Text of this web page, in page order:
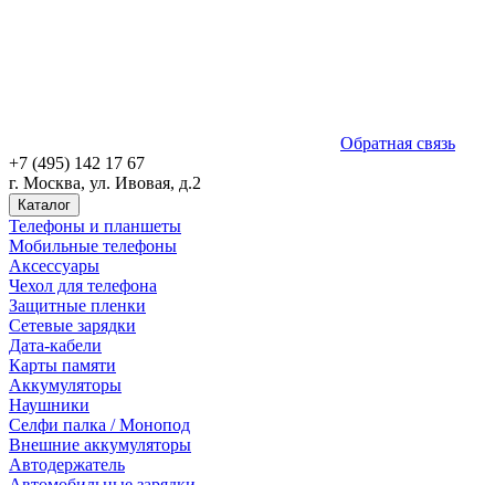
Обратная связь
+7 (495) 142 17 67
г. Москва, ул. Ивовая, д.2
Каталог
Телефоны и планшеты
Мобильные телефоны
Аксессуары
Чехол для телефона
Защитные пленки
Сетевые зарядки
Дата-кабели
Карты памяти
Аккумуляторы
Наушники
Селфи палка / Монопод
Внешние аккумуляторы
Автодержатель